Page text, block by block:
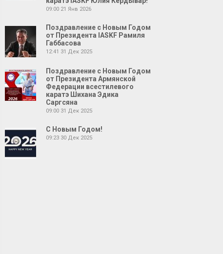
09:00 21 Янв 2026
Поздравление с Новым Годом
от Президента IASKF Рамиля
Габбасова
12:41 31 Дек 2025
Поздравление с Новым Годом
от Президента Армянской
Федерации всестилевого
каратэ Шихана Эдика
Саргсяна
09:00 31 Дек 2025
С Новым Годом!
09:23 30 Дек 2025